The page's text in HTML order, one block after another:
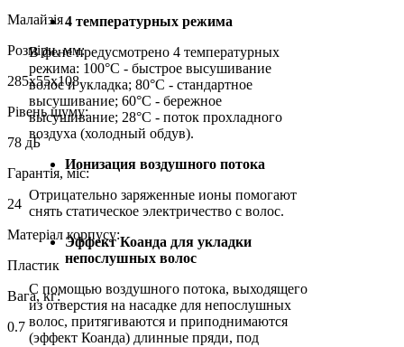
4 температурных режима
В фене предусмотрено 4 температурных
режима: 100°C - быстрое высушивание
волос и укладка; 80°C - стандартное
высушивание; 60°C - бережное
высушивание; 28°C - поток прохладного
воздуха (холодный обдув).
Ионизация воздушного потока
Отрицательно заряженные ионы помогают
снять статическое электричество с волос.
Эффект Коанда для укладки
непослушных волос
С помощью воздушного потока, выходящего
из отверстия на насадке для непослушных
волос, притягиваются и приподнимаются
(эффект Коанда) длинные пряди, под
Малайзія
Розміри, мм:
285х55х108
Рівень шуму:
78 дБ
Гарантія, міс:
24
Матеріал корпусу:
Пластик
Вага, кг:
0.7